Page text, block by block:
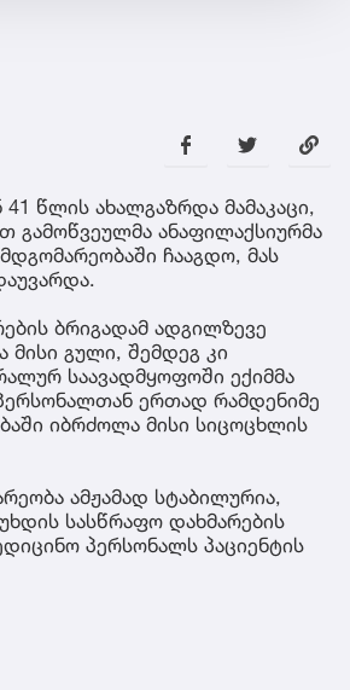
წლის ახალგაზრდა მამაკაცი,
გამოწვეულმა ანაფილაქსიურმა
ჩააგდო, მას
ბრიგადამ ადგილზევე
მისი გული, შემდეგ კი
საავადმყოფოში ექიმმა
ერთად რამდენიმე
იბრძოლა მისი სიცოცხლის
ამჟამად სტაბილურია,
სასწრაფო დახმარების
პერსონალს პაციენტის